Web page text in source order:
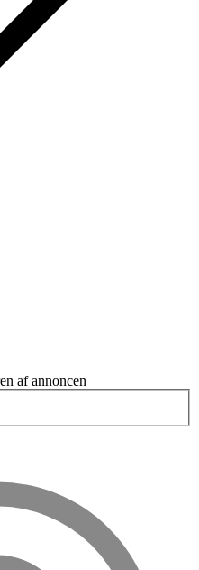
af annoncen